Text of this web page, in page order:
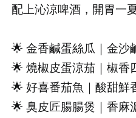
配上沁涼啤酒，開胃一
🌟 金香鹹蛋絲瓜｜金沙
🌟 燒椒皮蛋涼茄｜椒香
🌟 好喜番茄魚｜酸甜鮮
🌟 臭皮匠腸腸煲｜香麻